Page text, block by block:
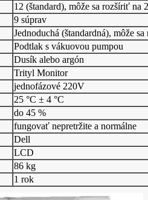
12 (štandard), môže sa rozšíriť na
9 súprav
Jednoduchá (štandardná), môže
Podtlak s vákuovou pumpou
Dusík alebo argón
Trityl Monitor
jednofázové 220V
25 °C ± 4 °C
do 45 %
fungovať nepretržite a normálne
Dell
LCD
86 kg
1 rok